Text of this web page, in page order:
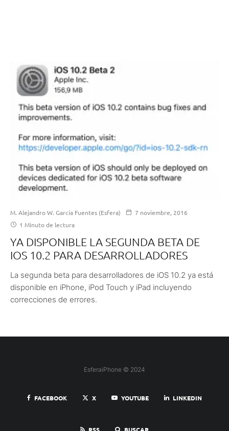
M. Alejandro W. García Fuentes (Esfera)
7 noviembre, 2016
1 Minuto de lectura
YA DISPONIBLE LA SEGUNDA BETA DE
IOS 10.2 PARA DESARROLLADORES
La segunda beta para desarrolladores de iOS 10.2 ya está
disponible en iPhone, iPod Touch y iPad incluyendo
correcciones de errores.
EsferaiPhone © 2024
FACEBOOK X YOUTUBE LINKEDIN
RSS BUSCAR